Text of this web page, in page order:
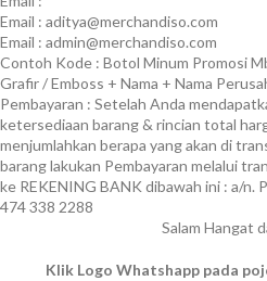
Email : aditya@merchandiso.com
Email : admin@merchandiso.com
Contoh Kode : Botol Minum Promosi
Grafir / Emboss + Nama + Nama
Pembayaran : Setelah Anda
ketersediaan barang & rincian total
menjumlahkan berapa yang akan di
barang lakukan Pembayaran melalui
ke REKENING BANK dibawah ini : a/n.
474 338 2288
Salam Hangat
Klik Logo Whatshapp pada